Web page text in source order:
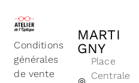
Conditions
générales
de vente
MARTI
GNY
Place
Centrale